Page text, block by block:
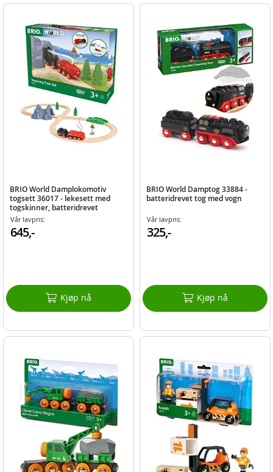
BRIO World Damplokomotiv
togsett 36017 - lekesett med
togskinner, batteridrevet
lokomotiv med dampeffekter og
lys
Vår lavpris:
645,-
Kjøp nå
BRIO World Damptog 33884 -
batteridrevet tog med vogn
Vår lavpris:
325,-
Kjøp nå